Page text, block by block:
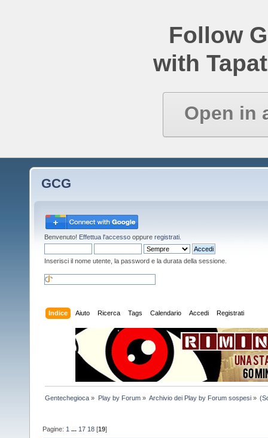
Follow
with
Open in
GCG
Benvenuto! Effettua l'accesso oppure registrati
Inserisci il nome utente, la password e la durata della sessione.
Indice Aiuto Ricerca Tags Calendario Accedi Registrati
Gentechegioca » Play by Forum» Archivio dei Play by Forum sospesi»
Pagine: 1 ... 17 18 [19]